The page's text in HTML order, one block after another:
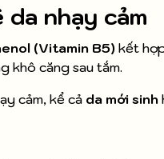
da nhạy cảm
(Vitamin B5) kết
khô căng sau tắm.
cảm, kể cả da mới sinh